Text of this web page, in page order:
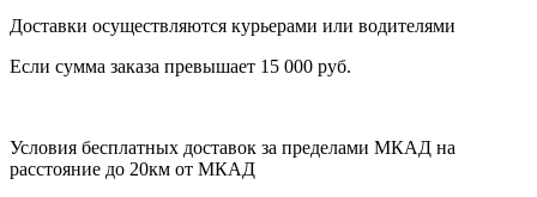
Доставки осуществляются курьерами или водителями
Если сумма заказа превышает 15 000 руб.
Условия бесплатных доставок за пределами МКАД на
расстояние до 20км от МКАД